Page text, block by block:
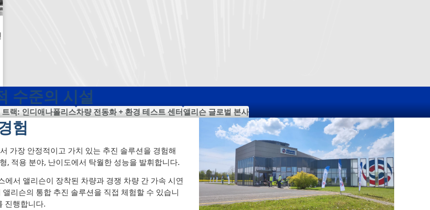
수준의 시설
랙: 인디애나폴리스차량 전동화 + 환경 테스트 센터앨리슨 글로벌 본사
험
가장 안정적이고 가치 있는 추진 솔루션을 경험해
, 적용 분야, 난이도에서 탁월한 성능을 발휘합니다.
서 앨리슨이 장착된 차량과 경쟁 차량 간 가속 시연
리슨의 통합 추진 솔루션을 직접 체험할 수 있습니
진행합니다.